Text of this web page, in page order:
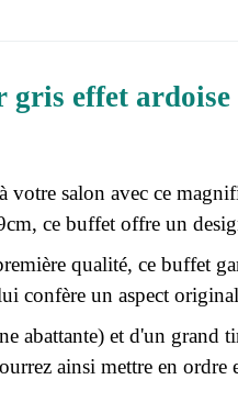
effet
votre salon avec ce
ce buffet offre un
qualité, ce buffet
confère un aspect
abattante) et d'un grand
ainsi mettre en